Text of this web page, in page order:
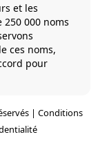
et les
000 noms
ces noms,
pour
| Conditions